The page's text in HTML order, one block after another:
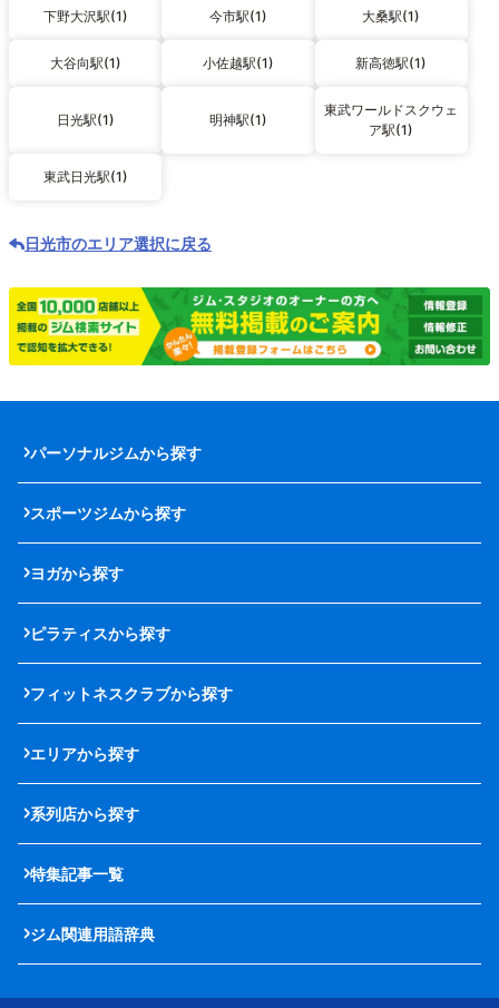
下野大沢駅(1) 今市駅(1) 大桑駅(1)
大谷向駅(1) 小佐越駅(1) 新高徳駅(1)
日光駅(1) 明神駅(1)
東武ワールドスクウェ
ア駅(1)
東武日光駅(1)
日光市のエリア選択に戻る
パーソナルジムから探す
スポーツジムから探す
ヨガから探す
ピラティスから探す
フィットネスクラブから探す
エリアから探す
系列店から探す
特集記事一覧
ジム関連用語辞典